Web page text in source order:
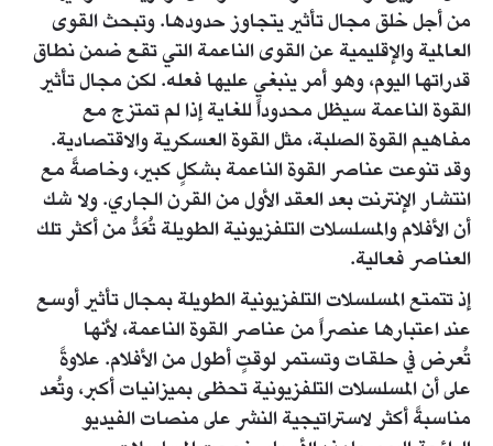
من أجل خلق مجال تأثير يتجاوز حدودها. وتبحث القوى
العالمية والإقليمية عن القوى الناعمة التي تقع ضمن نطاق
قدراتها اليوم، وهو أمر ينبغي عليها فعله. لكن مجال تأثير
القوة الناعمة سيظل محدوداً للغاية إذا لم تمتزج مع
مفاهيم القوة الصلبة، مثل القوة العسكرية والاقتصادية.
وقد تنوعت عناصر القوة الناعمة بشكلٍ كبير، وخاصةً مع
انتشار الإنترنت بعد العقد الأول من القرن الجاري. ولا شك
أن الأفلام والمسلسلات التلفزيونية الطويلة تُعَدُّ من أكثر تلك
العناصر فعالية.
إذ تتمتع المسلسلات التلفزيونية الطويلة بمجال تأثير أوسع
عند اعتبارها عنصراً من عناصر القوة الناعمة، لأنها
تُعرض في حلقات وتستمر لوقتٍ أطول من الأفلام. علاوةً
على أن المسلسلات التلفزيونية تحظى بميزانيات أكبر، وتُعد
مناسبةً أكثر لاستراتيجية النشر على منصات الفيديو